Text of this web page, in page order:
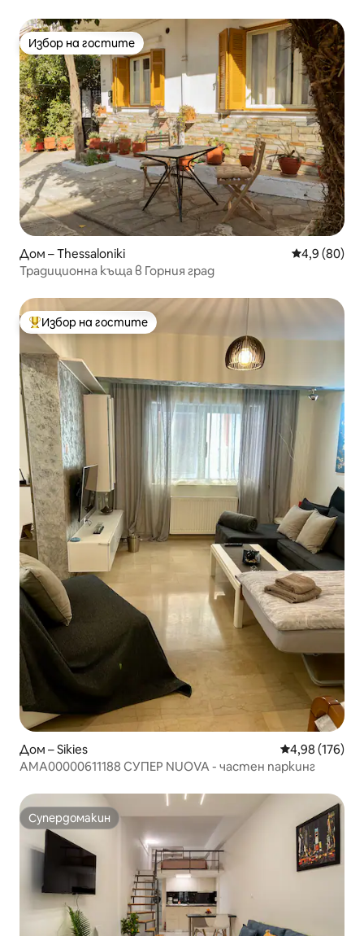
Избор на гостите
Избор на гостите
Дом – Thessaloniki Средна
4,9 (80)
Традиционна къща в Горния град
Най-популярен избор на гостите
Избор на гостите
Дом – Sikies Средна
4,98 (176)
AMA00000611188 СУПЕР NUOVA - частен паркинг
Супердомакин
Супердомакин